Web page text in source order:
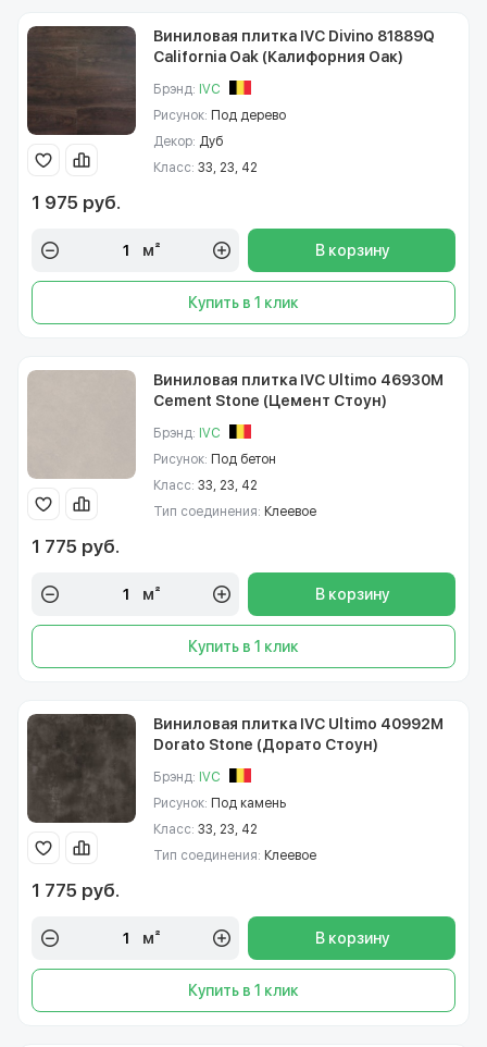
Виниловая плитка IVC Divino 81889Q
California Oak (Калифорния Оак)
Брэнд: IVC
Рисунок: Под дерево
Декор: Дуб
Класс: 33, 23, 42
1 975 руб.
м² В корзину
Купить в 1 клик
Виниловая плитка IVC Ultimo 46930M
Cement Stone (Цемент Стоун)
Брэнд: IVC
Рисунок: Под бетон
Класс: 33, 23, 42
Тип соединения: Клеевое
1 775 руб.
м² В корзину
Купить в 1 клик
Виниловая плитка IVC Ultimo 40992M
Dorato Stone (Дорато Стоун)
Брэнд: IVC
Рисунок: Под камень
Класс: 33, 23, 42
Тип соединения: Клеевое
1 775 руб.
м² В корзину
Купить в 1 клик